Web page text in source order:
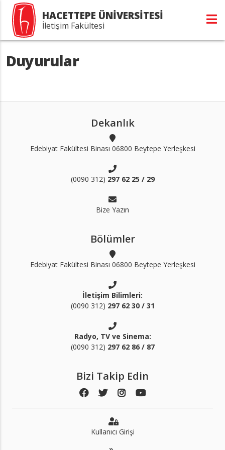
HACETTEPE ÜNİVERSİTESİ
İletişim Fakültesi
Duyurular
Dekanlık
Edebiyat Fakültesi Binası 06800 Beytepe Yerleşkesi
(0090 312) 297 62 25 / 29
Bize Yazın
Bölümler
Edebiyat Fakültesi Binası 06800 Beytepe Yerleşkesi
İletişim Bilimleri:
(0090 312) 297 62 30 / 31
Radyo, TV ve Sinema:
(0090 312) 297 62 86 / 87
Bizi Takip Edin
Kullanıcı Girişi